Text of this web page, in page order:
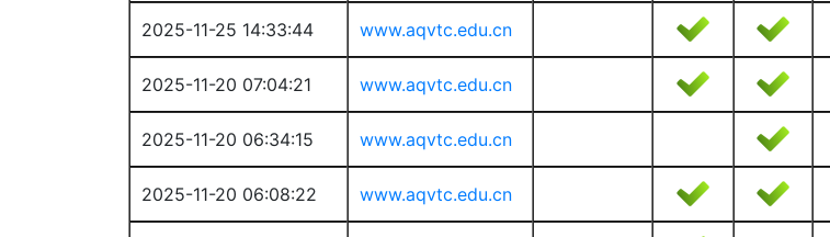
2025-11-25 14:33:44 www.aqvtc.edu.cn
2025-11-20 07:04:21 www.aqvtc.edu.cn
2025-11-20 06:34:15 www.aqvtc.edu.cn
2025-11-20 06:08:22 www.aqvtc.edu.cn